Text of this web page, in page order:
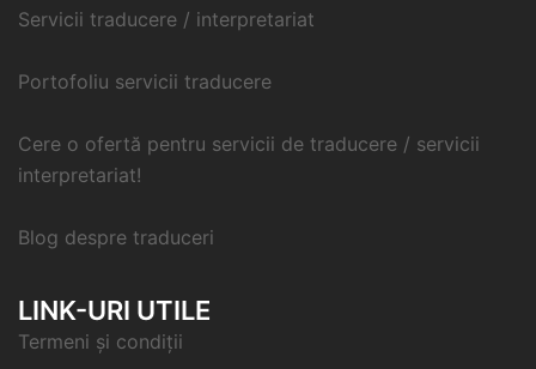
Servicii traducere / interpretariat
Portofoliu servicii traducere
Cere o ofertă pentru servicii de traducere / servicii
interpretariat!
Blog despre traduceri
LINK-URI UTILE
Termeni și condiții